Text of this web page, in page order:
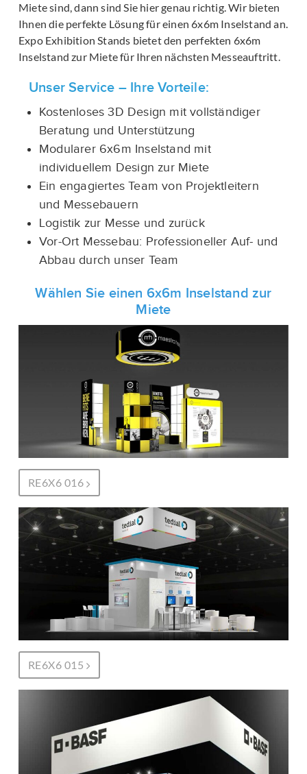
Miete sind, dann sind Sie hier genau richtig. Wir bieten
Ihnen die perfekte Lösung für einen 6x6m Inselstand an.
Expo Exhibition Stands bietet den perfekten 6x6m
Inselstand zur Miete für Ihren nächsten Messeauftritt.
Unser Service – Ihre Vorteile:
Kostenloses 3D Design mit vollständiger
Beratung und Unterstützung
Modularer 6x6m Inselstand mit
individuellem Design zur Miete
Ein engagiertes Team von Projektleitern
und Messebauern
Logistik zur Messe und zurück
Vor-Ort Messebau: Professioneller Auf- und
Abbau durch unser Team
Wählen Sie einen 6x6m Inselstand zur
Miete
RE6X6 016
RE6X6 015